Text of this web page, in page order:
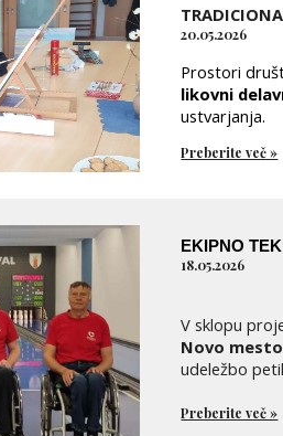
20.05.2026
Prostori
likovni
ustvarjanja.
Preberite več »
EKIPNO
18.05.2026
V sklopu
Novo mesto
udeležbo
Preberite več »